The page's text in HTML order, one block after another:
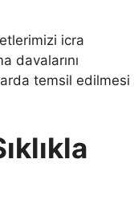
icra
davalarını
temsil edilmesi